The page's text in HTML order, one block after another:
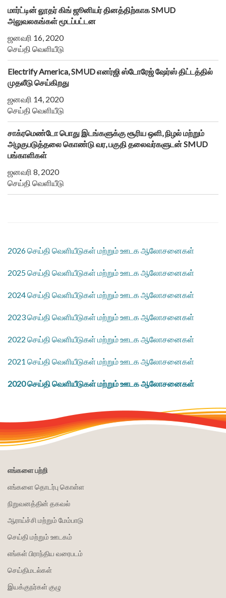
மார்ட்டின் லூதர் கிங் ஜூனியர் தினத்திற்காக SMUD
அலுவலகங்கள் மூடப்பட்டன
ஜனவரி 16, 2020
செய்தி வெளியீடு
Electrify America, SMUD எனர்ஜி ஸ்டோரேஜ் ஷேர்ஸ் திட்டத்தில்
முதலீடு செய்கிறது
ஜனவரி 14, 2020
செய்தி வெளியீடு
சாக்ரமெண்டோ பொது இடங்களுக்கு சூரிய ஒளி, நிழல் மற்றும்
அழகுபடுத்தலை கொண்டு வர, பகுதி தலைவர்களுடன் SMUD
பங்காளிகள்
ஜனவரி 8, 2020
செய்தி வெளியீடு
2026 செய்தி வெளியீடுகள் மற்றும் ஊடக ஆலோசனைகள்
2025 செய்தி வெளியீடுகள் மற்றும் ஊடக ஆலோசனைகள்
2024 செய்தி வெளியீடுகள் மற்றும் ஊடக ஆலோசனைகள்
2023 செய்தி வெளியீடுகள் மற்றும் ஊடக ஆலோசனைகள்
2022 செய்தி வெளியீடுகள் மற்றும் ஊடக ஆலோசனைகள்
2021 செய்தி வெளியீடுகள் மற்றும் ஊடக ஆலோசனைகள்
2020 செய்தி வெளியீடுகள் மற்றும் ஊடக ஆலோசனைகள்
எங்களை பற்றி
எங்களை தொடர்பு கொள்ள
நிறுவனத்தின் தகவல்
ஆராய்ச்சி மற்றும் மேம்பாடு
செய்தி மற்றும் ஊடகம்
எங்கள் பிராந்திய வரைபடம்
செய்திமடல்கள்
இயக்குநர்கள் குழு